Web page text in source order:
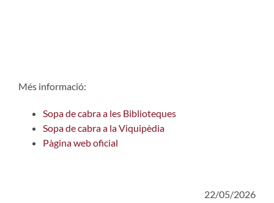
Més informació:
Sopa de cabra a les Biblioteques
Sopa de cabra a la Viquipèdia
Pàgina web oficial
22/05/2026